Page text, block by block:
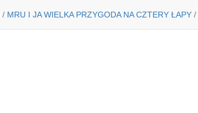
/ MRU I JA WIELKA PRZYGODA NA CZTERY ŁAPY /